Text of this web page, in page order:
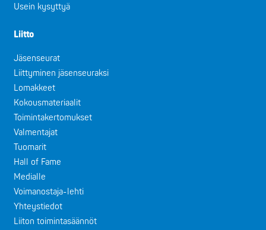
Usein kysyttyä
Liitto
Jäsenseurat
Liittyminen jäsenseuraksi
Lomakkeet
Kokousmateriaalit
Toimintakertomukset
Valmentajat
Tuomarit
Hall of Fame
Medialle
Voimanostaja-lehti
Yhteystiedot
Liiton toimintasäännöt